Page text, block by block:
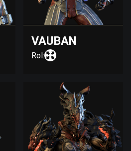
VAUBAN
Rol: